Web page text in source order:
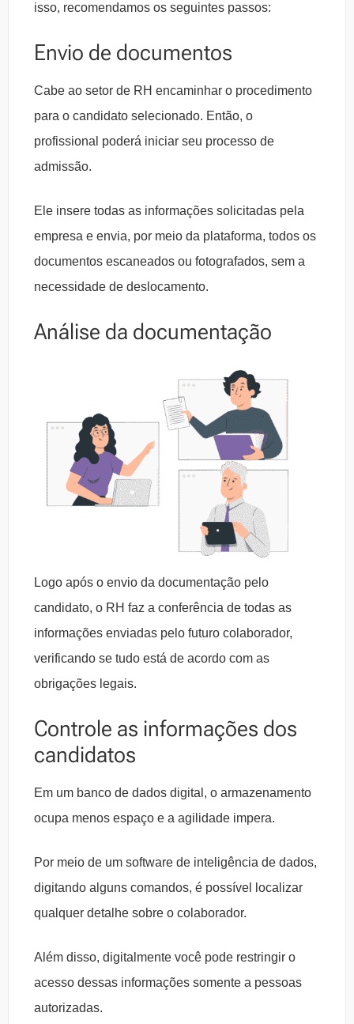
isso, recomendamos os seguintes passos:
Envio de documentos
Cabe ao setor de RH encaminhar o procedimento
para o candidato selecionado. Então, o
profissional poderá iniciar seu processo de
admissão.
Ele insere todas as informações solicitadas pela
empresa e envia, por meio da plataforma, todos os
documentos escaneados ou fotografados, sem a
necessidade de deslocamento.
Análise da documentação
Logo após o envio da documentação pelo
candidato, o RH faz a conferência de todas as
informações enviadas pelo futuro colaborador,
verificando se tudo está de acordo com as
obrigações legais.
Controle as informações dos
candidatos
Em um banco de dados digital, o armazenamento
ocupa menos espaço e a agilidade impera.
Por meio de um software de inteligência de dados,
digitando alguns comandos, é possível localizar
qualquer detalhe sobre o colaborador.
Além disso, digitalmente você pode restringir o
acesso dessas informações somente a pessoas
autorizadas.